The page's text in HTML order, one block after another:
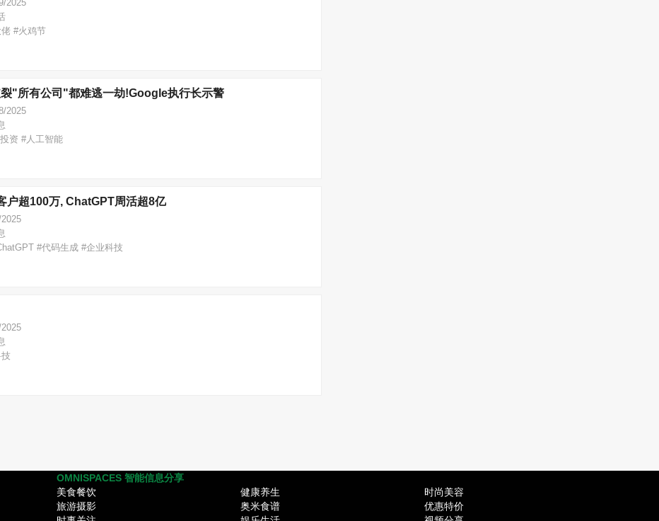
2025
#火鸡节
"所有公司"都难逃一劫!Google执行长示警
2025
资 #人工智能
户超100万, ChatGPT周活超8亿
#代码生成 #企业科技
OMNISPACES 智能信息分享
美食餐饮
健康养生
时尚美容
旅游摄影
奥米食谱
优惠特价